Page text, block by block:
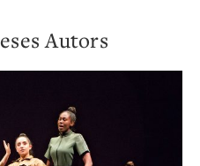
Autors